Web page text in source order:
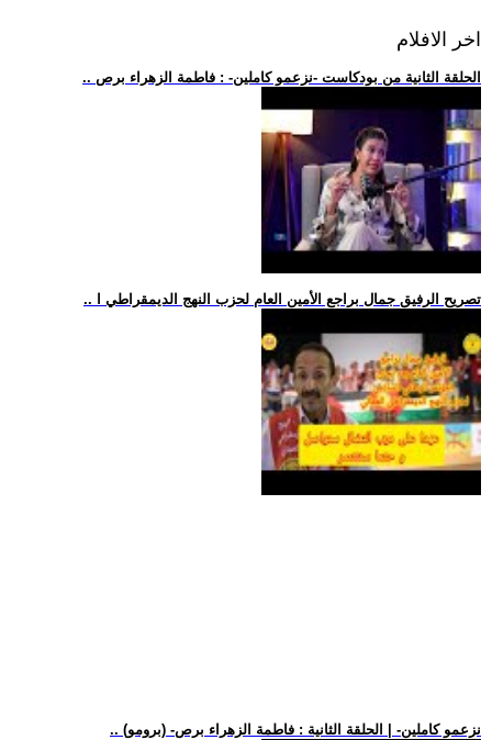
اخر الافلام
.. الحلقة الثانية من بودكاست -نزعمو كاملين- : فاطمة الزهراء برص
.. تصريح الرفيق جمال براجع الأمين العام لحزب النهج الديمقراطي ا
.. (برومو) -نزعمو كاملين- | الحلقة الثانية : فاطمة الزهراء برص